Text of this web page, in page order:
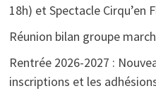
18h) et Spectacle Cirqu’en
Réunion bilan groupe
Rentrée 2026-2027 :
inscriptions et les